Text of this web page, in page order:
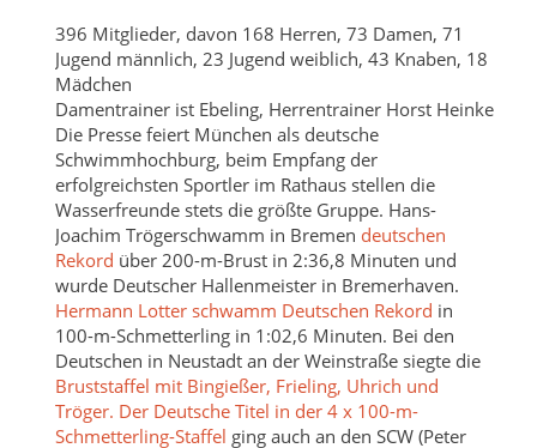
396 Mitglieder, davon 168 Herren, 73 Damen, 71
Jugend männlich, 23 Jugend weiblich, 43 Knaben, 18
Mädchen
Damentrainer ist Ebeling, Herrentrainer Horst Heinke
Die Presse feiert München als deutsche
Schwimmhochburg, beim Empfang der
erfolgreichsten Sportler im Rathaus stellen die
Wasserfreunde stets die größte Gruppe. Hans-
Joachim Trögerschwamm in Bremen deutschen
Rekord über 200-m-Brust in 2:36,8 Minuten und
wurde Deutscher Hallenmeister in Bremerhaven.
Hermann Lotter schwamm Deutschen Rekord in
100-m-Schmetterling in 1:02,6 Minuten. Bei den
Deutschen in Neustadt an der Weinstraße siegte die
Bruststaffel mit Bingießer, Frieling, Uhrich und
Tröger. Der Deutsche Titel in der 4 x 100-m-
Schmetterling-Staffel ging auch an den SCW (Peter